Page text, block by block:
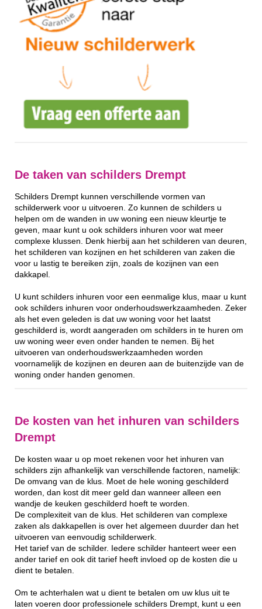
De taken van schilders Drempt
Schilders Drempt kunnen verschillende vormen van
schilderwerk voor u uitvoeren. Zo kunnen de schilders u
helpen om de wanden in uw woning een nieuw kleurtje te
geven, maar kunt u ook schilders inhuren voor wat meer
complexe klussen. Denk hierbij aan het schilderen van deuren,
het schilderen van kozijnen en het schilderen van zaken die
voor u lastig te bereiken zijn, zoals de kozijnen van een
dakkapel.
U kunt schilders inhuren voor een eenmalige klus, maar u kunt
ook schilders inhuren voor onderhoudswerkzaamheden. Zeker
als het even geleden is dat uw woning voor het laatst
geschilderd is, wordt aangeraden om schilders in te huren om
uw woning weer even onder handen te nemen. Bij het
uitvoeren van onderhoudswerkzaamheden worden
voornamelijk de kozijnen en deuren aan de buitenzijde van de
woning onder handen genomen.
De kosten van het inhuren van schilders
Drempt
De kosten waar u op moet rekenen voor het inhuren van
schilders zijn afhankelijk van verschillende factoren, namelijk:
De omvang van de klus. Moet de hele woning geschilderd
worden, dan kost dit meer geld dan wanneer alleen een
wandje de keuken geschilderd hoeft te worden.
De complexiteit van de klus. Het schilderen van complexe
zaken als dakkapellen is over het algemeen duurder dan het
uitvoeren van eenvoudig schilderwerk.
Het tarief van de schilder. Iedere schilder hanteert weer een
ander tarief en ook dit tarief heeft invloed op de kosten die u
dient te betalen.
Om te achterhalen wat u dient te betalen om uw klus uit te
laten voeren door professionele schilders Drempt, kunt u een